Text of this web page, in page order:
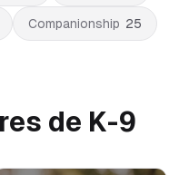
Companionship 25
de K-9